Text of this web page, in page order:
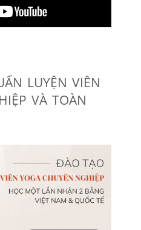
LUYỆN VIÊN
VÀ TOÀN